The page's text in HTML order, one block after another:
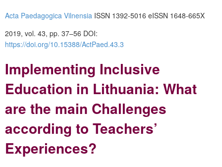
Acta Paedagogica Vilnensia ISSN 1392-5016 eISSN 1648-665X
2019, vol. 43, pp. 37–56 DOI:
https://doi.org/10.15388/ActPaed.43.3
Implementing Inclusive
Education in Lithuania: What
are the main Challenges
according to Teachers’
Experiences?